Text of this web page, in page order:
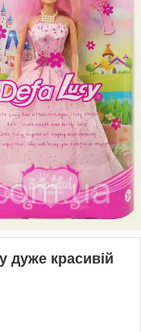
дуже красивій